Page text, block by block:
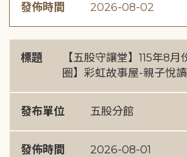
發佈時間 2026-08-02
標題
【五股守讓堂】115年8
圈】彩虹故事屋-親子悅
發布單位 五股分館
發佈時間 2026-08-01